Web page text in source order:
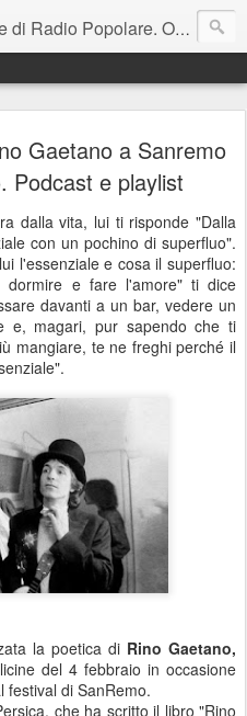
Ogni domenica dalle 16.30 alle 17.30
Gaetano a Sanremo
Podcast e playlist
dalla vita, lui ti risponde "Dalla
con un pochino di superfluo".
l'essenziale e cosa il superfluo:
dormire e fare l'amore" ti dice
davanti a un bar, vedere un
e, magari, pur sapendo che ti
mangiare, te ne freghi perché il
la poetica di Rino Gaetano,
del 4 febbraio in occasione
festival di SanRemo.
che ha scritto il libro "Rino